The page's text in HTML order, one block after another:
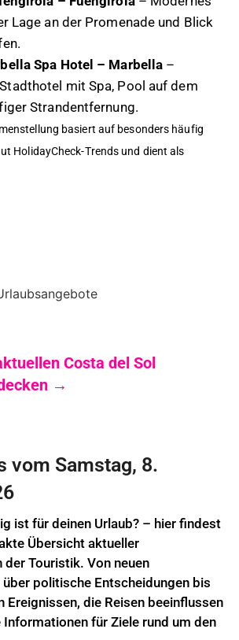
Lage an der Promenade und Blick
Spa Hotel – Marbella –
mit Spa, Pool auf dem
Strandentfernung.
basiert auf besonders häufig
HolidayCheck-Trends und dient als
Costa del Sol
→
vom Samstag, 8.
ist für deinen Urlaub? – hier findest
Übersicht aktueller
der Touristik. Von neuen
politische Entscheidungen bis
Ereignissen, die Reisen beeinflussen
Informationen für Ziele rund um den